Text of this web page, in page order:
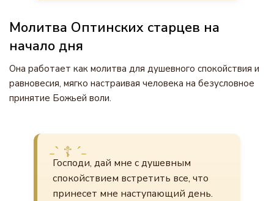
Молитва Оптинских старцев на
начало дня
Она работает как молитва для душевного спокойствия и
равновесия, мягко настраивая человека на безусловное
принятие Божьей воли.
Господи, дай мне с душевным
спокойствием встретить все, что
принесет мне наступающий день.